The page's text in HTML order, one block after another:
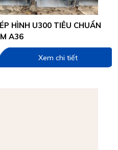
HÌNH U300 TIÊU CHUẨN
A36
Xem chi tiết